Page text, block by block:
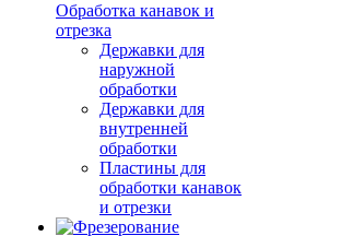
Обработка канавок и
отрезка
Державки для
наружной
обработки
Державки для
внутренней
обработки
Пластины для
обработки канавок
и отрезки